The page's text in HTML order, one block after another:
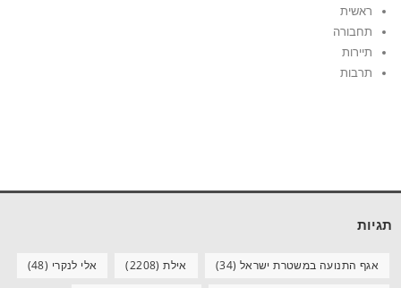
ראשית
תחבורה
תיירות
תרבות
תגיות
אגף התנועה במשטרת ישראל (34) אילת(2208) אלי לנקרי (48)